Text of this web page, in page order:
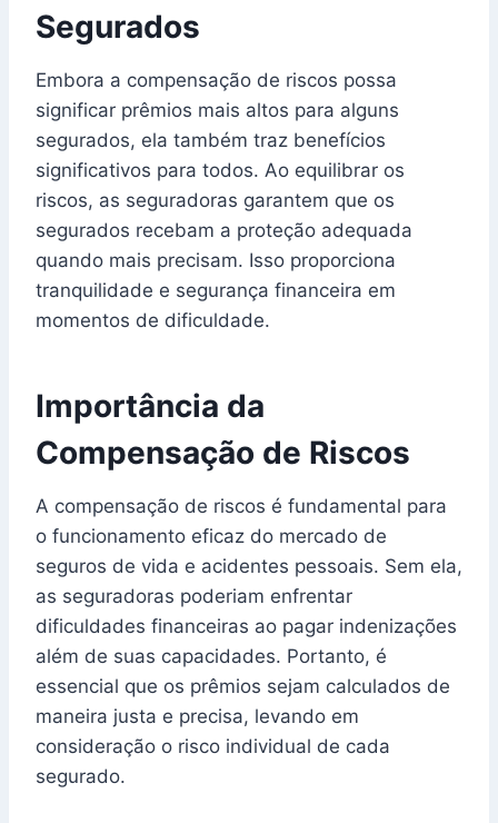
Segurados
Embora a compensação de riscos possa
significar prêmios mais altos para alguns
segurados, ela também traz benefícios
significativos para todos. Ao equilibrar os
riscos, as seguradoras garantem que os
segurados recebam a proteção adequada
quando mais precisam. Isso proporciona
tranquilidade e segurança financeira em
momentos de dificuldade.
Importância da
Compensação de Riscos
A compensação de riscos é fundamental para
o funcionamento eficaz do mercado de
seguros de vida e acidentes pessoais. Sem ela,
as seguradoras poderiam enfrentar
dificuldades financeiras ao pagar indenizações
além de suas capacidades. Portanto, é
essencial que os prêmios sejam calculados de
maneira justa e precisa, levando em
consideração o risco individual de cada
segurado.